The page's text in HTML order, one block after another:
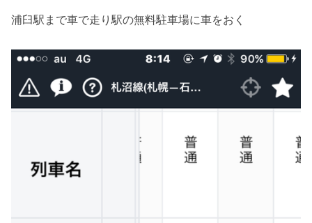
浦臼駅まで車で走り駅の無料駐車場に車をおく